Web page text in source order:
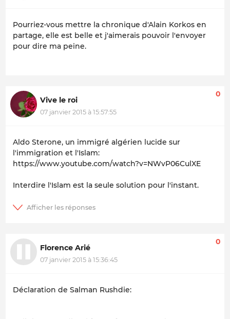
Pourriez-vous mettre la chronique d'Alain Korkos en
partage, elle est belle et j'aimerais pouvoir l'envoyer
pour dire ma peine.
Vive le roi
07 janvier 2015 à 15:57:55
0
Aldo Sterone, un immigré algérien lucide sur
l'immigration et l'Islam:
https://www.youtube.com/watch?v=NWvP06CulXE
Interdire l'Islam est la seule solution pour l'instant.
Florence Arié
07 janvier 2015 à 15:36:45
0
Déclaration de Salman Rushdie: